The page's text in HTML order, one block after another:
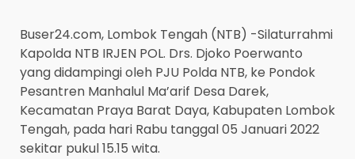
Buser24.com, Lombok Tengah (NTB) -Silaturrahmi
Kapolda NTB IRJEN POL. Drs. Djoko Poerwanto
yang didampingi oleh PJU Polda NTB, ke Pondok
Pesantren Manhalul Ma’arif Desa Darek,
Kecamatan Praya Barat Daya, Kabupaten Lombok
Tengah, pada hari Rabu tanggal 05 Januari 2022
sekitar pukul 15.15 wita.